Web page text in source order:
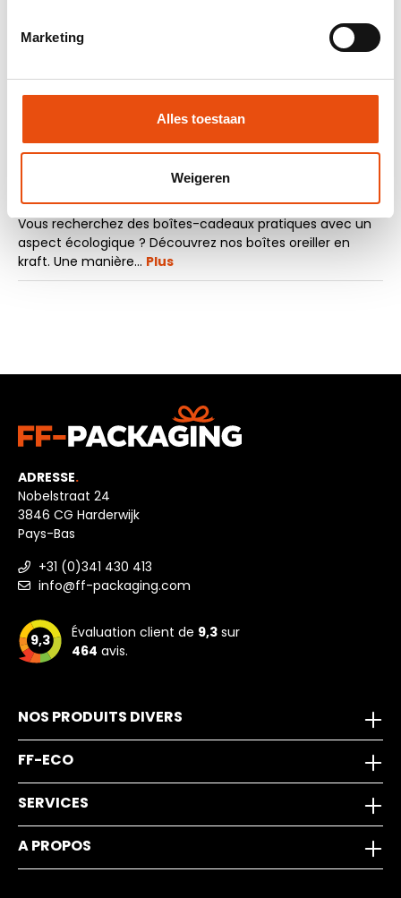
Marketing
Alles toestaan
Weigeren
Aide et conseils de notre studio graphique
Demande d'échantillon
Vous recherchez des boîtes-cadeaux pratiques avec un
aspect écologique ? Découvrez nos boîtes oreiller en
kraft. Une manière… Plus
ADRESSE.
Nobelstraat 24
3846 CG Harderwijk
Pays-Bas
+31 (0)341 430 413
info@ff-packaging.com
9,3 Évaluation client de 9,3 sur
464 avis.
NOS PRODUITS DIVERS
FF-ECO
SERVICES
A PROPOS